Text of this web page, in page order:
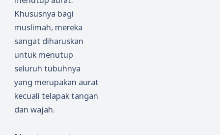
Khususnya bagi
muslimah, mereka
sangat diharuskan
untuk menutup
seluruh tubuhnya
yang merupakan aurat
kecuali telapak tangan
dan wajah.